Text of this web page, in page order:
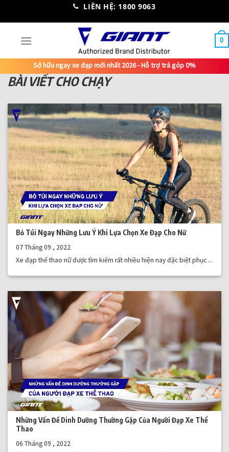
LIÊN HỆ: 1800 9063
0
Sở hữu ngay xe đạp mới nhất 2026 - Hỗ trợ trả góp 0%
BÀI VIẾT CHO CHẠY
Bỏ Túi Ngay Những Lưu Ý Khi Lựa Chọn Xe Đạp Cho Nữ
07 Tháng 09 , 2022
Xe đạp thể thao nữ được tìm kiếm rất nhiều hiện nay đặc biệt phục ...
Những Vấn Đề Dinh Dưỡng Thường Gặp Của Người Đạp Xe Thể
Thao
06 Tháng 09 , 2022